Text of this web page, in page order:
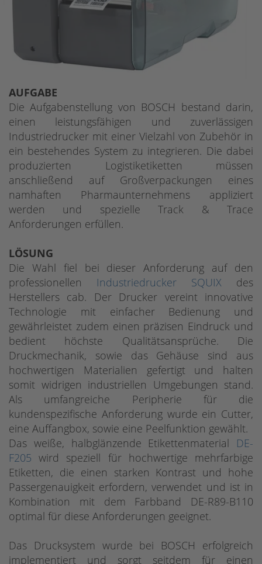
AUFGABE
Die Aufgabenstellung von BOSCH bestand darin,
einen leistungsfähigen und zuverlässigen
Industriedrucker mit einer Vielzahl von Zubehör in
ein bestehendes System zu integrieren. Die dabei
produzierten Logistiketiketten müssen
anschließend auf Großverpackungen eines
namhaften Pharmaunternehmens appliziert
werden und spezielle Track & Trace
Anforderungen erfüllen.
LÖSUNG
Die Wahl fiel bei dieser Anforderung auf den
professionellen Industriedrucker SQUIX des
Herstellers cab. Der Drucker vereint innovative
Technologie mit einfacher Bedienung und
gewährleistet zudem einen präzisen Eindruck und
bedient höchste Qualitätsansprüche. Die
Druckmechanik, sowie das Gehäuse sind aus
hochwertigen Materialien gefertigt und halten
somit widrigen industriellen Umgebungen stand.
Als umfangreiche Peripherie für die
kundenspezifische Anforderung wurde ein Cutter,
eine Auffangbox, sowie eine Peelfunktion gewählt.
Das weiße, halbglänzende Etikettenmaterial DE-
F205 wird speziell für hochwertige mehrfarbige
Etiketten, die einen starken Kontrast und hohe
Passergenauigkeit erfordern, verwendet und ist in
Kombination mit dem Farbband DE-R89-B110
optimal für diese Anforderungen geeignet.
Das Drucksystem wurde bei BOSCH erfolgreich
implementiert und sorgt seitdem für einen